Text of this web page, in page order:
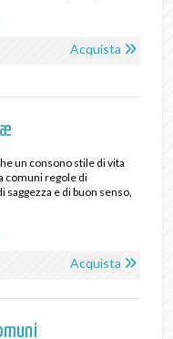
Acquista
un consono stile di vita
comuni regole di
e di buon senso,
Acquista